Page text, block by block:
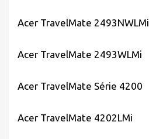
Acer TravelMate 2493NWLMi
Acer TravelMate 2493WLMi
Acer TravelMate Série 4200
Acer TravelMate 4202LMi